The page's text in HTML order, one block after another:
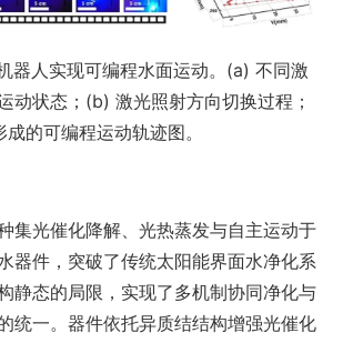
器人实现可编程水面运动。(a) 不同激
动状态；(b) 激光照射方向切换过程；
的可编程运动轨迹图。
集光催化降解、光热蒸发与自主运动于
器件，突破了传统太阳能界面水净化系
静态的局限，实现了多机制协同净化与
统一。器件依托异质结结构增强光催化